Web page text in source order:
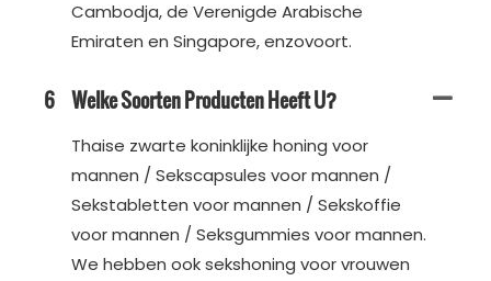
Cambodja, de Verenigde Arabische
Emiraten en Singapore, enzovoort.
6 Welke Soorten Producten Heeft U?
Thaise zwarte koninklijke honing voor
mannen / Sekscapsules voor mannen /
Sekstabletten voor mannen / Sekskoffie
voor mannen / Seksgummies voor mannen.
We hebben ook sekshoning voor vrouwen